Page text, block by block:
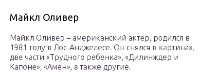
Майкл Оливер
Майкл Оливер – американский актер, родился в
1981 году в Лос-Анджелесе. Он снялся в картинах,
две части «Трудного ребенка», «Дилинждер и
Капоне», «Амен», а также другие.